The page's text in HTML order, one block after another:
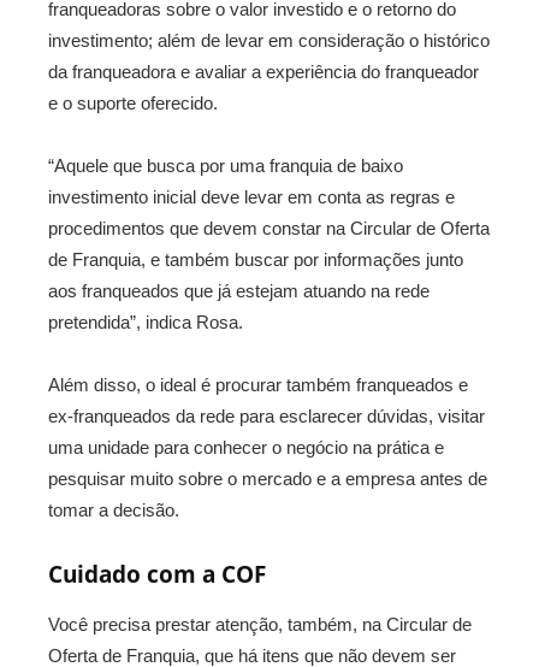
franqueadoras sobre o valor investido e o retorno do
investimento; além de levar em consideração o histórico
da franqueadora e avaliar a experiência do franqueador
e o suporte oferecido.
“Aquele que busca por uma franquia de baixo
investimento inicial deve levar em conta as regras e
procedimentos que devem constar na Circular de Oferta
de Franquia, e também buscar por informações junto
aos franqueados que já estejam atuando na rede
pretendida”, indica Rosa.
Além disso, o ideal é procurar também franqueados e
ex-franqueados da rede para esclarecer dúvidas, visitar
uma unidade para conhecer o negócio na prática e
pesquisar muito sobre o mercado e a empresa antes de
tomar a decisão.
Cuidado com a COF
Você precisa prestar atenção, também, na Circular de
Oferta de Franquia, que há itens que não devem ser